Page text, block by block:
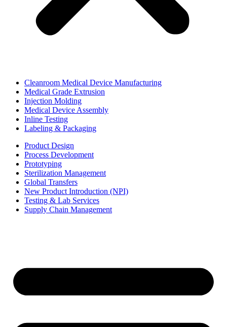
Cleanroom Medical Device Manufacturing
Medical Grade Extrusion
Injection Molding
Medical Device Assembly
Inline Testing
Labeling & Packaging
Product Design
Process Development
Prototyping
Sterilization Management
Global Transfers
New Product Introduction (NPI)
Testing & Lab Services
Supply Chain Management